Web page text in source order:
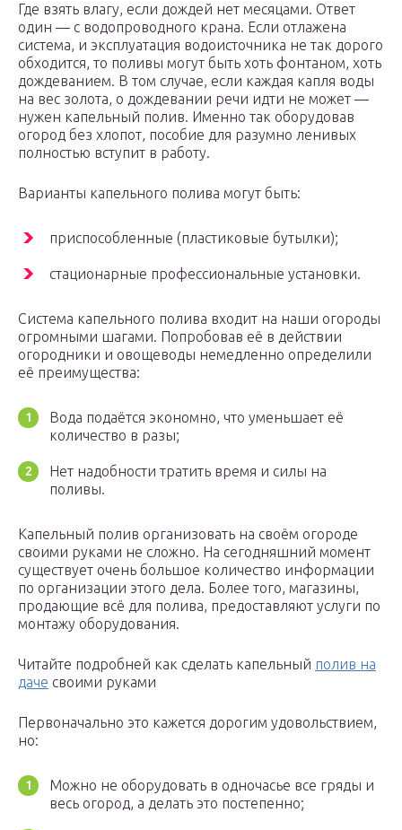
Где взять влагу, если дождей нет месяцами. Ответ
один — с водопроводного крана. Если отлажена
система, и эксплуатация водоисточника не так дорого
обходится, то поливы могут быть хоть фонтаном, хоть
дождеванием. В том случае, если каждая капля воды
на вес золота, о дождевании речи идти не может —
нужен капельный полив. Именно так оборудовав
огород без хлопот, пособие для разумно ленивых
полностью вступит в работу.
Варианты капельного полива могут быть:
приспособленные (пластиковые бутылки);
стационарные профессиональные установки.
Система капельного полива входит на наши огороды
огромными шагами. Попробовав её в действии
огородники и овощеводы немедленно определили
её преимущества:
Вода подаётся экономно, что уменьшает её
количество в разы;
Нет надобности тратить время и силы на
поливы.
Капельный полив организовать на своём огороде
своими руками не сложно. На сегодняшний момент
существует очень большое количество информации
по организации этого дела. Более того, магазины,
продающие всё для полива, предоставляют услуги по
монтажу оборудования.
Читайте подробней как сделать капельный полив на
даче своими руками
Первоначально это кажется дорогим удовольствием,
но:
Можно не оборудовать в одночасье все гряды и
весь огород, а делать это постепенно;